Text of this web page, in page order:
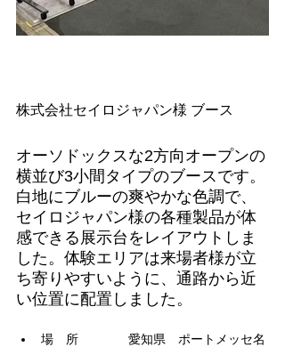
株式会社セイロジャパン様 ブース
オーソドックスな2方向オープンの
横並び3小間タイプのブースです。
白地にブルーの爽やかな色調で、
セイロジャパン様の各種製品が体
感できる展示台をレイアウトしま
した。体験エリアは来場者様が立
ち寄りやすいように、通路から近
い位置に配置しました。
場　所　　　　愛知県　ポートメッセ名